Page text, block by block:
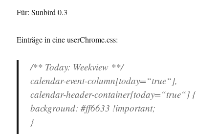
Für: Sunbird 0.3
Einträge in eine userChrome.css:
/** Today: Weekview **/
calendar-event-column[today=“true“],
calendar-header-container[today=“true“] {
background: #ff6633 !important;
}